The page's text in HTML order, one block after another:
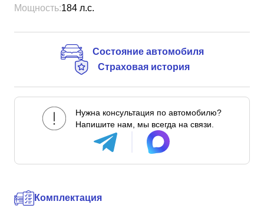
Мощность:184 л.с.
Состояние автомобиля
Страховая история
Нужна консультация по автомобилю?
Напишите нам, мы всегда на связи.
Комплектация